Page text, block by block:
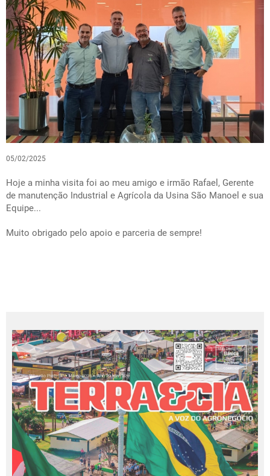
05/02/2025
Hoje a minha visita foi ao meu amigo e irmão Rafael, Gerente
de manutenção Industrial e Agrícola da Usina São Manoel e sua
Equipe...
Muito obrigado pelo apoio e parceria de sempre!